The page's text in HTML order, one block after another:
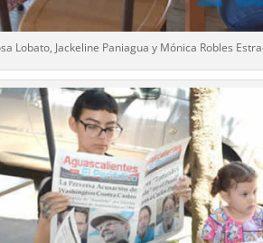
Lobato, Jackeline Paniagua y Mónica Robles